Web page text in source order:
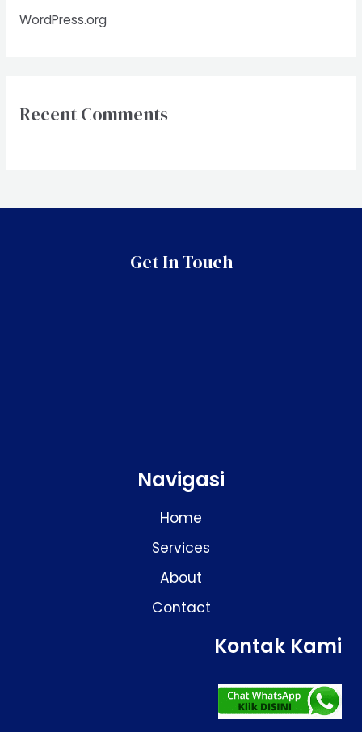
WordPress.org
Recent Comments
Get In Touch
Navigasi
Home
Services
About
Contact
Kontak Kami